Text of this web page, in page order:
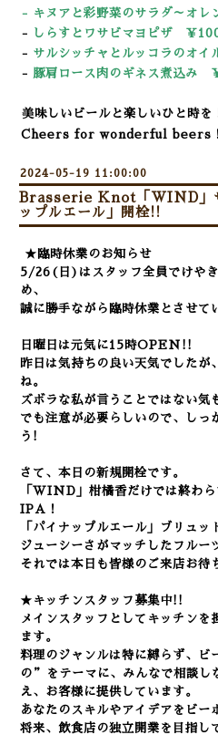
-
キ ヌアと彩野菜のサラダ～オ
-
しらすとワサビマヨピザ ￥
- サルシッチャとルッコラのオ
- 豚肩ロース肉のギネス煮込み
美味しいビールと楽しいひと時を
Cheers for wonderful beers！
2024-05-19 11:00:00
Brasserie Knot「WIND」
ップルエール」開栓!!
★臨時休業のお知らせ
5/26(日)はスタッフ全員でけや
め、
誠に勝手ながら臨時休業とさせて
日曜日は元気に15時OPEN!!
昨日は気持ちの良い天気でしたが
ね。
ズボラな私が言うことではない気
でも注意が必要らしいので、しっ
う!
さて、本日の新規開栓です。
「WIND」柑橘香だけでは終わ
IPA！
「パイナップルエール」ブリュ
ジューシーさがマッチしたフルー
それでは本日も皆様のご来店お待
★キッチンスタッフ募集中!!
メインスタッフとしてキッチンを
ます。
料理のジャンルは特に縛らず、
の”をテーマに、みんなで相談し
え、お客様に提供しています。
あなたのスキルやアイデアをビー
将来、飲食店の独立開業を目指し